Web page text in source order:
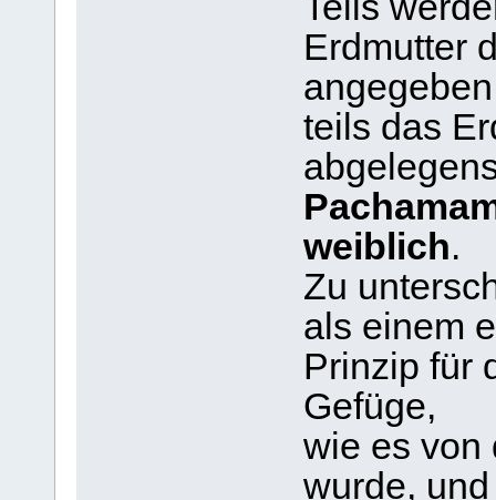
Erdmutter
teils das
weiblich.
Zu
als einem
Prinzip für
Gefüge,
wie es von
wurde,